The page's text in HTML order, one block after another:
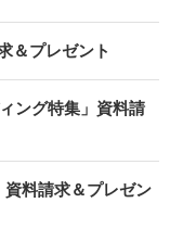
＆プレゼント
ング特集」資料請
料請求＆プレゼン